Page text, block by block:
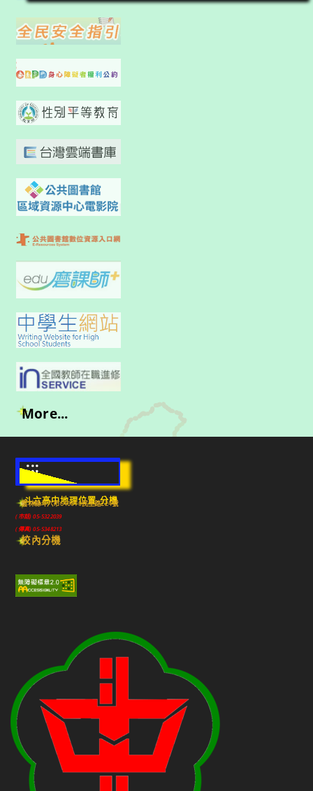
More...
:::
斗六高中地理位置-分機
雲林縣斗六市640010民生路224號
(市話) 05-5322039
(傳真) 05-5348213
校內分機